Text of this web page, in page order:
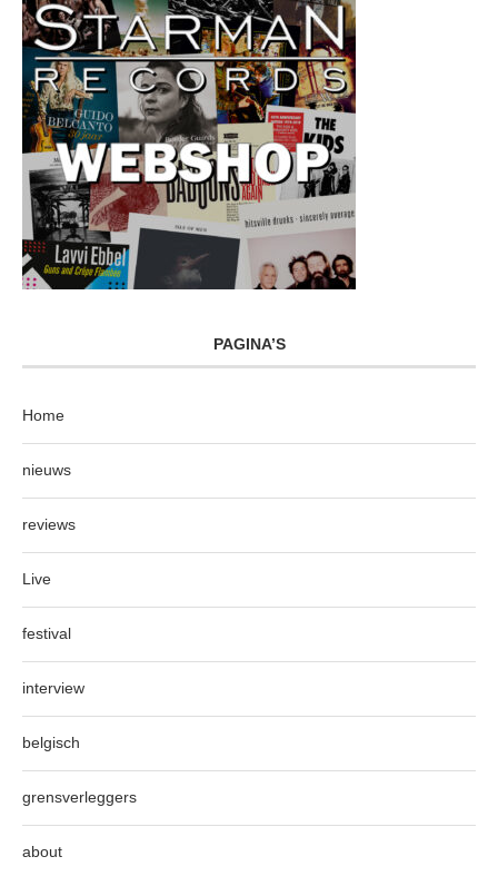
PAGINA’S
Home
nieuws
reviews
Live
festival
interview
belgisch
grensverleggers
about